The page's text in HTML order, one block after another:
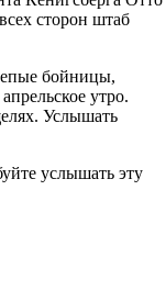
сторон штаб
бойницы,
утро.
Услышать
услышать эту